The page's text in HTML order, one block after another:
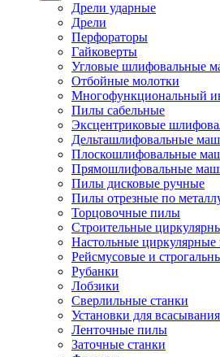
Дрели ударные
Дрели
Перфораторы
Гайковерты
Угловые шлифовальные
Отбойные молотки
Многофункциональный
Пилы сабельные
Эксцентриковые
Дельташлифовальные
Плоскошлифовальные
Прямошлифовальные
Пилы дисковые ручные
Пилы отрезные по
Торцовочные пилы
Строительные
Настольные
Рейсмусовые и
Рубанки
Лобзики
Сверлильные станки
Установки для
Ленточные пилы
Заточные станки